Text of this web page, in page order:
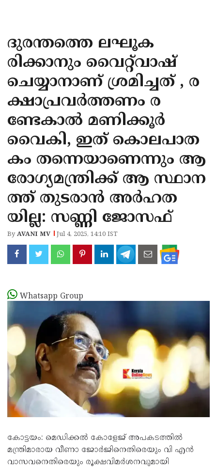
KANNUR
KASARAGOD
ദുരന്തത്തെ ലഘൂക
രിക്കാനും വൈറ്റ്‌വാഷ്
ചെയ്യാനാണ് ശ്രമിച്ചത് , ര
ക്ഷാപ്രവർത്തണം ര
ണ്ടേകാൽ മണിക്കൂർ
വൈകി, ഇത് കൊലപാത
കം തന്നെയാണെന്നും ആ
രോഗ്യമന്ത്രിക്ക് ആ സ്ഥാന
ത്ത് തുടരാൻ അർഹത
യില്ല: സണ്ണി ജോസഫ്
ByAVANI MV Jul 4, 2025, 14:10 IST
Whatsapp Group
കോട്ടയം: മെഡിക്കൽ കോളേജ് അപകടത്തിൽ
മന്ത്രിമാരായ വീണാ ജോർജിനെതിരെയും വി എൻ
വാസവനെതിരെയും രൂക്ഷവിമർശനവുമായി